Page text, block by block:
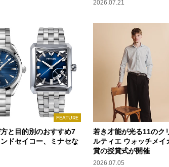
2026.07.21
FEATURE
と目的別のおすすめ7
ドセイコー、ミナセな
若き才能が光る11のク
ルティエ ウォッチメイ
賞の授賞式が開催
2026.07.05